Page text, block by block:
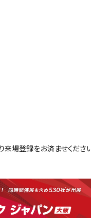
場登録をお済ませくださ